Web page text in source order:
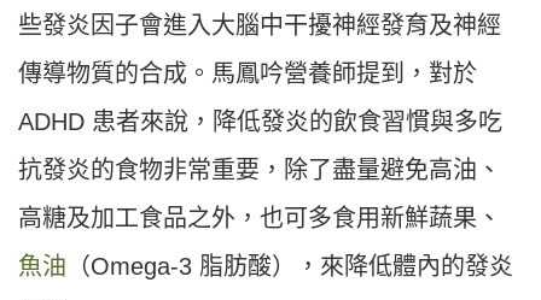
些發炎因子會進入大腦中干擾神經發育及神經
傳導物質的合成。馬鳳吟營養師提到，對於
ADHD 患者來說，降低發炎的飲食習慣與多吃
抗發炎的食物非常重要，除了盡量避免高油、
高糖及加工食品之外，也可多食用新鮮蔬果、
魚油 （Omega-3 脂肪酸），來降低體內的發炎